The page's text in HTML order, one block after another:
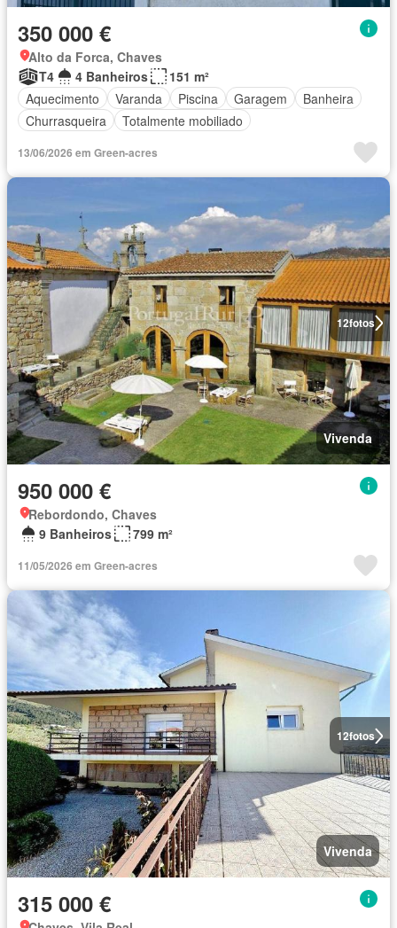
350 000 €
Alto da Forca, Chaves
T4
4 Banheiros
151 m²
Aquecimento
Varanda Piscina Garagem
Banheira
Churrasqueira
Totalmente mobiliado
13/06/2026 em Green-acres
12fotos
Vivenda
950 000 €
Rebordondo, Chaves
9 Banheiros
799 m²
11/05/2026 em Green-acres
12fotos
Vivenda
315 000 €